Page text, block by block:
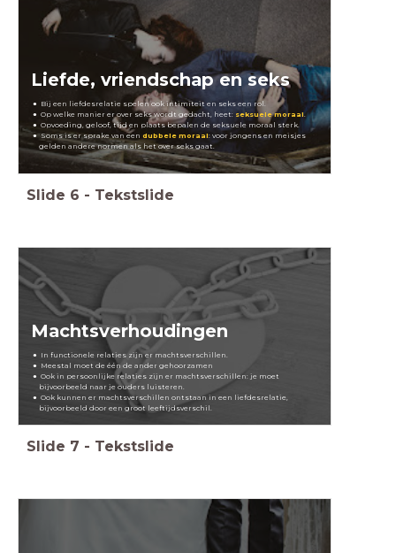
Liefde, vriendschap en seks
Bij een liefdesrelatie spelen ook intimiteit en seks een rol.
Op welke manier er over seks wordt gedacht, heet: seksuele moraal.
Opvoeding, geloof, tijd en plaats bepalen de seksuele moraal sterk.
Soms is er sprake van eendubbele moraal: voor jongens en meisjes
gelden andere normen als het over seks gaat.
Slide 6 - Tekstslide
Machtsverhoudingen
In functionele relaties zijn er machtsverschillen.
Meestal moet de één de ander gehoorzamen
Ook in persoonlijke relaties zijn er machtsverschillen: je moet
bijvoorbeeld naar je ouders luisteren.
Ook kunnen er machtsverschillen ontstaan in een liefdesrelatie,
bijvoorbeeld door een groot leeftijdsverschil.
Slide 7 - Tekstslide